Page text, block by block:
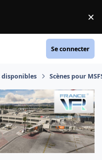
×
Se connecter
disponibles Scènes pour